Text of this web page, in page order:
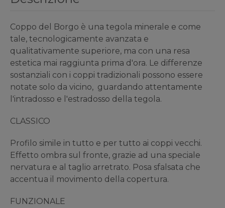
Coppo del Borgo è una tegola minerale e come
tale, tecnologicamente avanzata e
qualitativamente superiore, ma con una resa
estetica mai raggiunta prima d'ora. Le differenze
sostanziali con i coppi tradizionali possono essere
notate solo da vicino, guardando attentamente
l'intradosso e l'estradosso della tegola.
CLASSICO
Profilo simile in tutto e per tutto ai coppi vecchi.
Effetto ombra sul fronte, grazie ad una speciale
nervatura e al taglio arretrato. Posa sfalsata che
accentua il movimento della copertura.
FUNZIONALE